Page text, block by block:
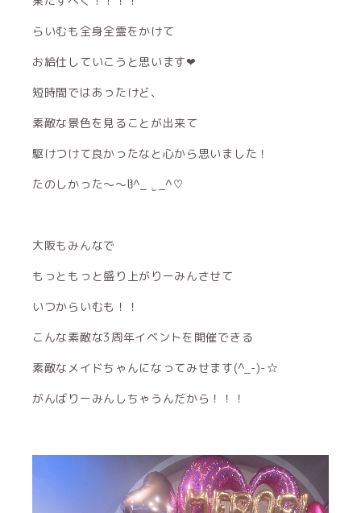
らいむも全身全霊をかけて
お給仕していこうと思います❤︎
短時間ではあったけど、
素敵な景色を見ることが出来て
駆けつけて良かったなと心から思いました！
たのしかった〜〜ჱ̒^_ .̫ _^♡
大阪もみんなで
もっともっと盛り上がりーみんさせて
いつからいむも！！
こんな素敵な3周年イベントを開催できる
素敵なメイドちゃんになってみせます(^_-)-☆
がんばりーみんしちゃうんだから！！！